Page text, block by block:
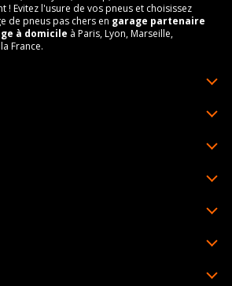
! Evitez l'usure de vos pneus et choisissez
de pneus pas chers en garage partenaire
à domicile à Paris, Lyon, Marseille,
France.